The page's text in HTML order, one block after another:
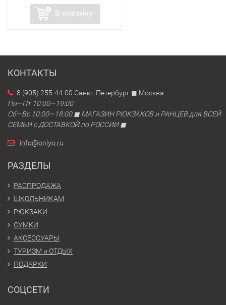
В корзину
КОНТАКТЫ
8 (905) 255-44-00 Санкт-Петербург ◼ Москва
Пн—Пт 10:00—19:00
Сб—Вс 10:00—18:00 ◼ МАГАЗИН РЮКЗАКОВ и РАНЦЕВ для ВСЕЙ
СЕМЬИ с ДОСТАВКОЙ по РОССИИ ◼
info@onlyo.ru
РАЗДЕЛЫ
РАСПРОДАЖА
ШКОЛЬНИКАМ
РЮКЗАКИ
СУМКИ
АКСЕССУАРЫ
ТУРИЗМ и ОТДЫХ
ПОДАРКИ
СОЦСЕТИ